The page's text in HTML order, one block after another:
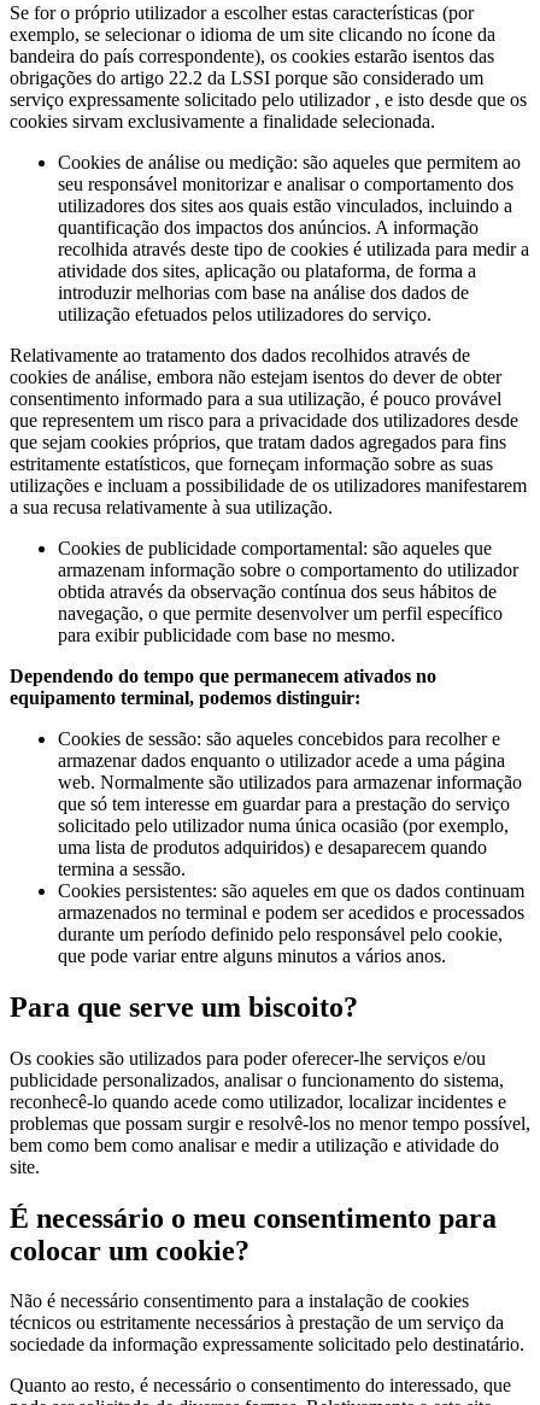
Se for o próprio utilizador a escolher estas características (por
exemplo, se selecionar o idioma de um site clicando no ícone da
bandeira do país correspondente), os cookies estarão isentos das
obrigações do artigo 22.2 da LSSI porque são considerado um
serviço expressamente solicitado pelo utilizador , e isto desde que os
cookies sirvam exclusivamente a finalidade selecionada.
Cookies de análise ou medição: são aqueles que permitem ao
seu responsável monitorizar e analisar o comportamento dos
utilizadores dos sites aos quais estão vinculados, incluindo a
quantificação dos impactos dos anúncios. A informação
recolhida através deste tipo de cookies é utilizada para medir a
atividade dos sites, aplicação ou plataforma, de forma a
introduzir melhorias com base na análise dos dados de
utilização efetuados pelos utilizadores do serviço.
Relativamente ao tratamento dos dados recolhidos através de
cookies de análise, embora não estejam isentos do dever de obter
consentimento informado para a sua utilização, é pouco provável
que representem um risco para a privacidade dos utilizadores desde
que sejam cookies próprios, que tratam dados agregados para fins
estritamente estatísticos, que forneçam informação sobre as suas
utilizações e incluam a possibilidade de os utilizadores manifestarem
a sua recusa relativamente à sua utilização.
Cookies de publicidade comportamental: são aqueles que
armazenam informação sobre o comportamento do utilizador
obtida através da observação contínua dos seus hábitos de
navegação, o que permite desenvolver um perfil específico
para exibir publicidade com base no mesmo.
Dependendo do tempo que permanecem ativados no
equipamento terminal, podemos distinguir:
Cookies de sessão: são aqueles concebidos para recolher e
armazenar dados enquanto o utilizador acede a uma página
web. Normalmente são utilizados para armazenar informação
que só tem interesse em guardar para a prestação do serviço
solicitado pelo utilizador numa única ocasião (por exemplo,
uma lista de produtos adquiridos) e desaparecem quando
termina a sessão.
Cookies persistentes: são aqueles em que os dados continuam
armazenados no terminal e podem ser acedidos e processados
durante um período definido pelo responsável pelo cookie,
que pode variar entre alguns minutos a vários anos.
Para que serve um biscoito?
Os cookies são utilizados para poder oferecer-lhe serviços e/ou
publicidade personalizados, analisar o funcionamento do sistema,
reconhecê-lo quando acede como utilizador, localizar incidentes e
problemas que possam surgir e resolvê-los no menor tempo possível,
bem como bem como analisar e medir a utilização e atividade do
site.
É necessário o meu consentimento para
colocar um cookie?
Não é necessário consentimento para a instalação de cookies
técnicos ou estritamente necessários à prestação de um serviço da
sociedade da informação expressamente solicitado pelo destinatário.
Quanto ao resto, é necessário o consentimento do interessado, que